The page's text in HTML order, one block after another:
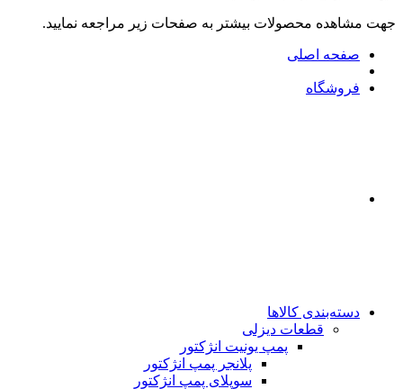
جهت مشاهده محصولات بیشتر به صفحات زیر مراجعه نمایید.
صفحه اصلی
فروشگاه
دسته‌بندی کالاها
قطعات دیزلی
پمپ یونیت انژکتور
پلانجر پمپ انژکتور
سوپلای پمپ انژکتور